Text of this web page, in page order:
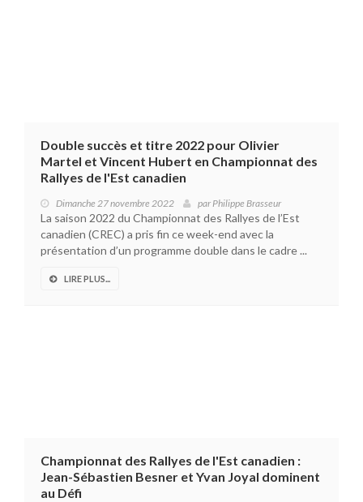
Double succès et titre 2022 pour Olivier
Martel et Vincent Hubert en Championnat des
Rallyes de l'Est canadien
Dimanche 27 novembre 2022 parPhilippe Brasseur
La saison 2022 du Championnat des Rallyes de l’Est
canadien (CREC) a pris fin ce week-end avec la
présentation d’un programme double dans le cadre ...
LIRE PLUS...
Championnat des Rallyes de l'Est canadien :
Jean-Sébastien Besner et Yvan Joyal dominent
au Défi